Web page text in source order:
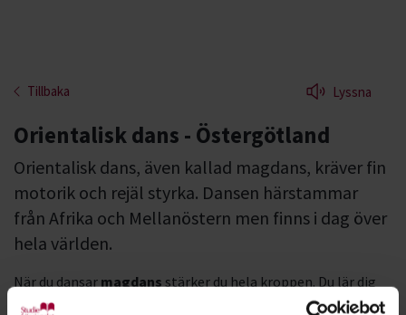
Tillbaka Lyssna
Orientalisk dans - Östergötland
Orientalisk dans, även kallad magdans, kräver fin
motorik och rejäl styrka. Dansen härstammar
från Afrika och Mellanöstern men finns i dag över
hela världen.
När du dansarmagdansstärker du hela kroppen. Du lär dig
att använda höfter, mage, axlar och bröstkorg samtidigt som